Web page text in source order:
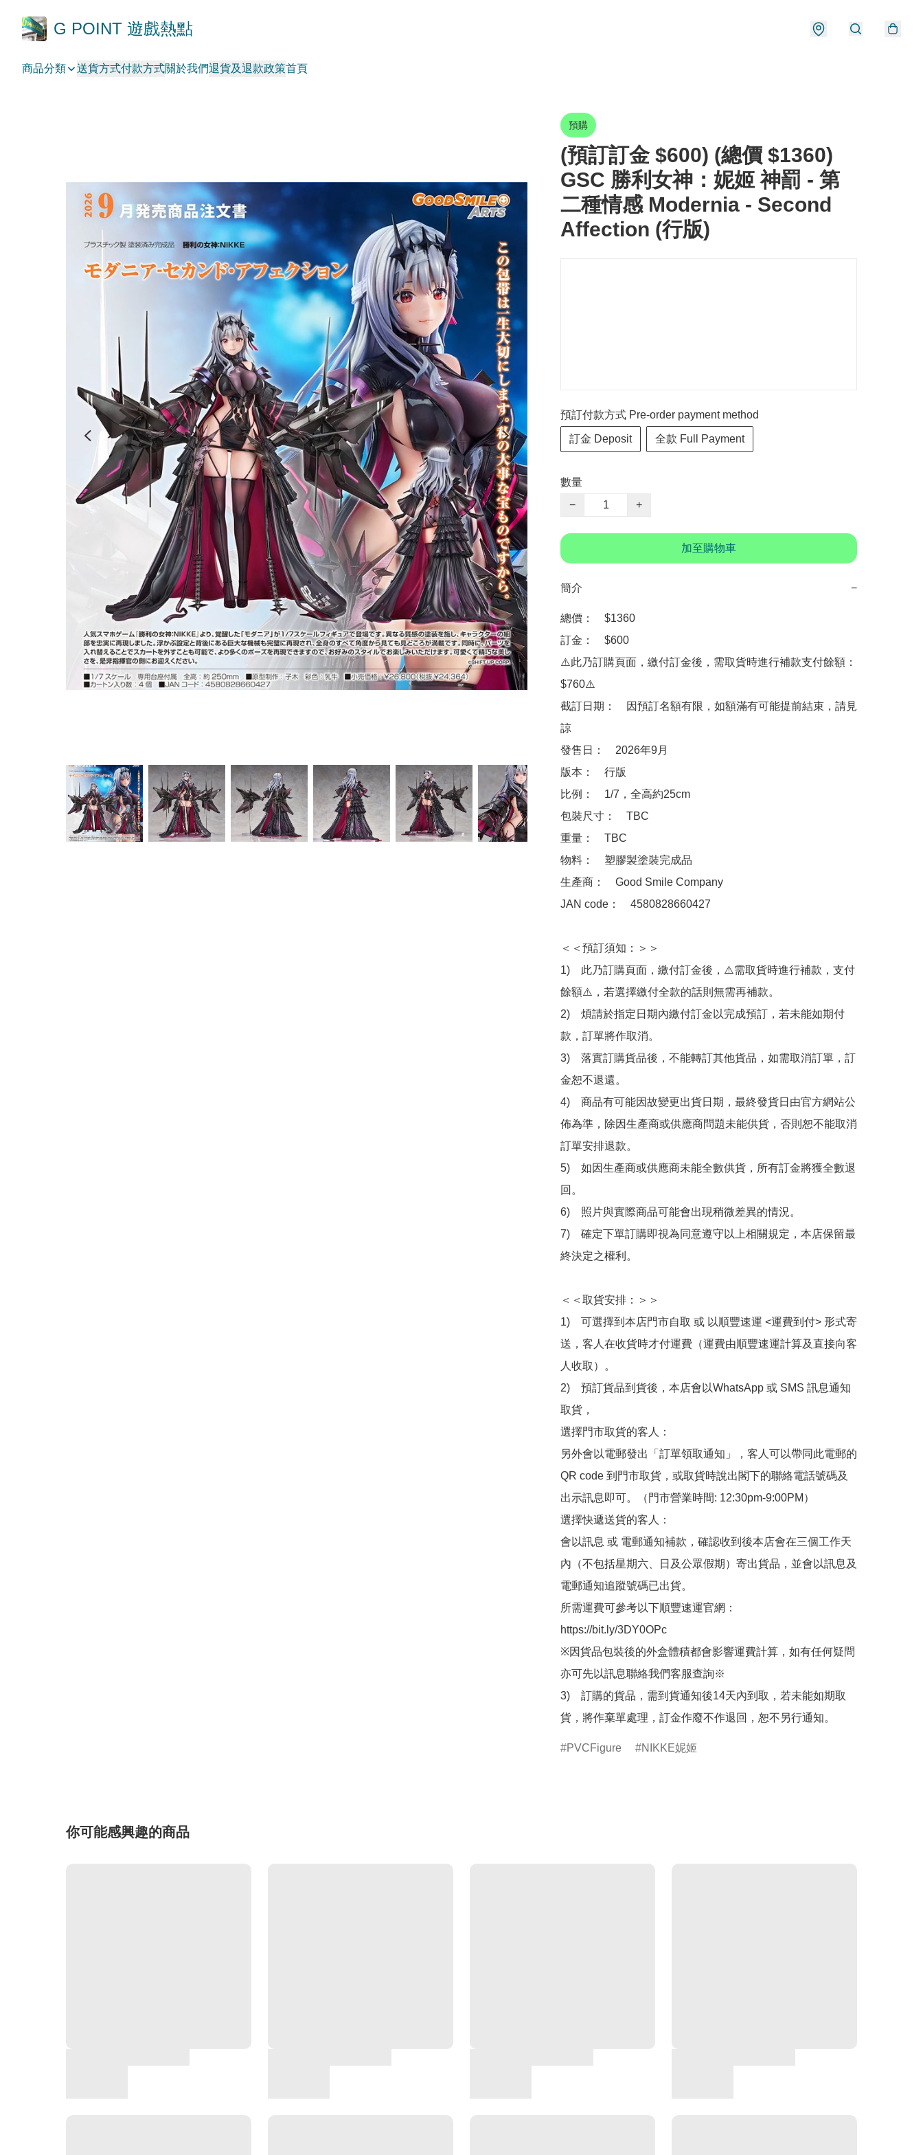
G POINT 遊戲熱點
商品分類 送貨方式付款方式關於我們退貨及退款政策首頁
預購
(預訂訂金 $600) (總價 $1360)
GSC 勝利女神：妮姬 神罰 - 第
二種情感 Modernia - Second
Affection (行版)
預訂付款方式 Pre-order payment method
訂金 Deposit 全款 Full Payment
數量
−
+
加至購物車
簡介 −
總價：　$1360
訂金：　$600
⚠️此乃訂購頁面，繳付訂金後，需取貨時進行補款支付餘額：
$760⚠️
截訂日期：　因預訂名額有限，如額滿有可能提前結束，請見
諒
發售日：　2026年9月
版本：　行版
比例：　1/7，全高約25cm
包裝尺寸：　TBC
重量：　TBC
物料：　塑膠製塗裝完成品
生產商：　Good Smile Company
JAN code：　4580828660427
＜＜預訂須知：＞＞
1)　此乃訂購頁面，繳付訂金後，⚠️需取貨時進行補款，支付
餘額⚠️，若選擇繳付全款的話則無需再補款。
2)　煩請於指定日期內繳付訂金以完成預訂，若未能如期付
款，訂單將作取消。
3)　落實訂購貨品後，不能轉訂其他貨品，如需取消訂單，訂
金恕不退還。
4)　商品有可能因故變更出貨日期，最終發貨日由官方網站公
佈為準，除因生產商或供應商問題未能供貨，否則恕不能取消
訂單安排退款。
5)　如因生產商或供應商未能全數供貨，所有訂金將獲全數退
回。
6)　照片與實際商品可能會出現稍微差異的情況。
7)　確定下單訂購即視為同意遵守以上相關規定，本店保留最
終決定之權利。
＜＜取貨安排：＞＞
1)　可選擇到本店門市自取 或 以順豐速運 <運費到付> 形式寄
送，客人在收貨時才付運費（運費由順豐速運計算及直接向客
人收取）。
2)　預訂貨品到貨後，本店會以WhatsApp 或 SMS 訊息通知
取貨，
選擇門市取貨的客人：
另外會以電郵發出「訂單領取通知」，客人可以帶同此電郵的
QR code 到門市取貨，或取貨時說出閣下的聯絡電話號碼及
出示訊息即可。（門市營業時間: 12:30pm-9:00PM）
選擇快遞送貨的客人：
會以訊息 或 電郵通知補款，確認收到後本店會在三個工作天
內（不包括星期六、日及公眾假期）寄出貨品，並會以訊息及
電郵通知追蹤號碼已出貨。
所需運費可參考以下順豐速運官網：
https://bit.ly/3DY0OPc
※因貨品包裝後的外盒體積都會影響運費計算，如有任何疑問
亦可先以訊息聯絡我們客服查詢※
3)　訂購的貨品，需到貨通知後14天內到取，若未能如期取
貨，將作棄單處理，訂金作廢不作退回，恕不另行通知。
PVCFigure NIKKE妮姬
你可能感興趣的商品